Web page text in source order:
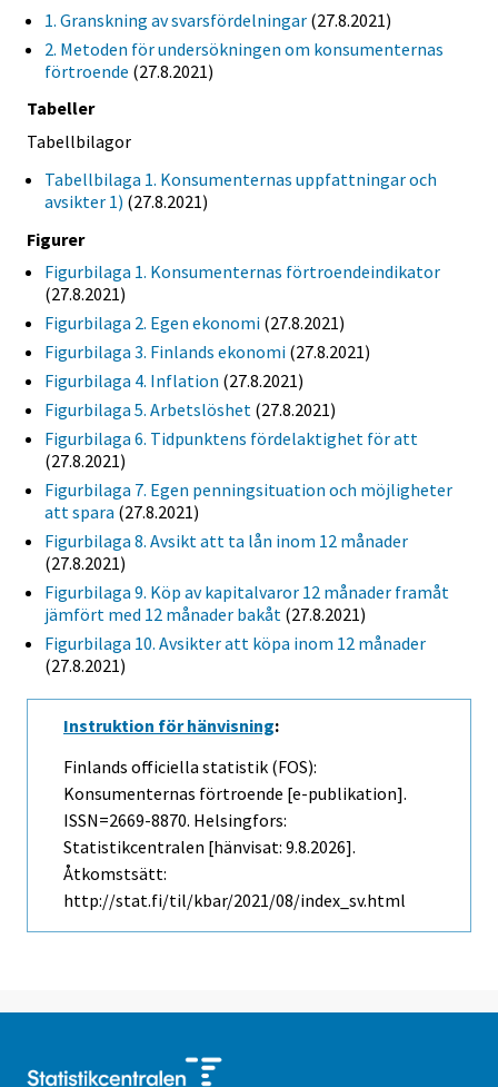
1. Granskning av svarsfördelningar (27.8.2021)
2. Metoden för undersökningen om konsumenternas
förtroende (27.8.2021)
Tabeller
Tabellbilagor
Tabellbilaga 1. Konsumenternas uppfattningar och
avsikter 1) (27.8.2021)
Figurer
Figurbilaga 1. Konsumenternas förtroendeindikator
(27.8.2021)
Figurbilaga 2. Egen ekonomi (27.8.2021)
Figurbilaga 3. Finlands ekonomi (27.8.2021)
Figurbilaga 4. Inflation (27.8.2021)
Figurbilaga 5. Arbetslöshet (27.8.2021)
Figurbilaga 6. Tidpunktens fördelaktighet för att
(27.8.2021)
Figurbilaga 7. Egen penningsituation och möjligheter
att spara (27.8.2021)
Figurbilaga 8. Avsikt att ta lån inom 12 månader
(27.8.2021)
Figurbilaga 9. Köp av kapitalvaror 12 månader framåt
jämfört med 12 månader bakåt (27.8.2021)
Figurbilaga 10. Avsikter att köpa inom 12 månader
(27.8.2021)
Instruktion för hänvisning:
Finlands officiella statistik (FOS):
Konsumenternas förtroende [e-publikation].
ISSN=2669-8870. Helsingfors:
Statistikcentralen [hänvisat: 9.8.2026].
Åtkomstsätt:
http://stat.fi/til/kbar/2021/08/index_sv.html